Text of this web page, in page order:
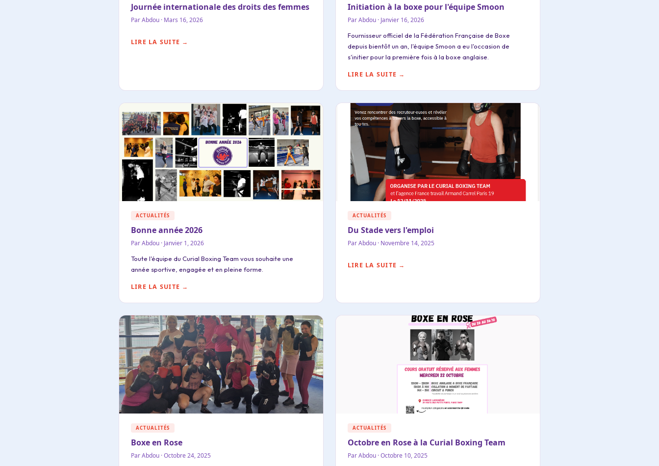
Journée internationale des droits des femmes
Par Abdou · Mars 16, 2026
LIRE LA SUITE →
Initiation à la boxe pour l'équipe Smoon
Par Abdou · Janvier 16, 2026
Fournisseur officiel de la Fédération Française de Boxe
depuis bientôt un an, l'équipe Smoon a eu l'occasion de
s'initier pour la première fois à la boxe anglaise.
LIRE LA SUITE →
ACTUALITÉS
Bonne année 2026
Par Abdou · Janvier 1, 2026
Toute l'équipe du Curial Boxing Team vous souhaite une
année sportive, engagée et en pleine forme.
LIRE LA SUITE →
ACTUALITÉS
Du Stade vers l'emploi
Par Abdou · Novembre 14, 2025
LIRE LA SUITE →
ACTUALITÉS
Boxe en Rose
Par Abdou · Octobre 24, 2025
ACTUALITÉS
Octobre en Rose à la Curial Boxing Team
Par Abdou · Octobre 10, 2025